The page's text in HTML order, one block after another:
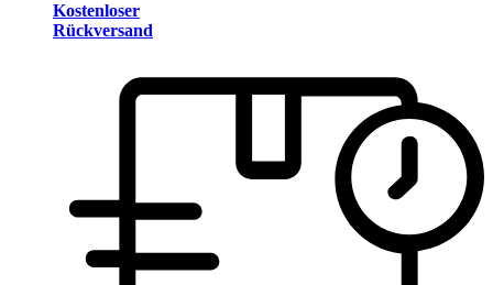
Kostenloser
Rückversand